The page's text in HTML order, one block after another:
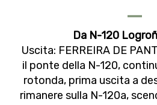
Da N-120
Uscita: FERREIRA DE
il ponte della N-120,
rotonda, prima uscita a
rimanere sulla N-120a,